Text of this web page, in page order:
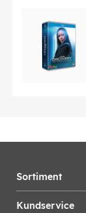
Sortiment
Kundservice